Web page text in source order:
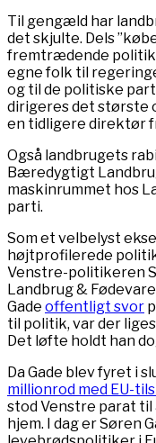
Til gengæld har
det skjulte. Dels
fremtrædende
egne folk til
og til de politiske
dirigeres det største
en tidligere direktør
Også landbrugets
Bæredygtigt
maskinrummet hos
parti.
Som et velbelyst
højtprofilerede
Venstre-politikeren
Landbrug &
Gade offentligt svor
til politik, var der
Det løfte holdt han
Da Gade blev fyret i
millionrod med EU-
stod Venstre parat
hjem. I dag er Søren